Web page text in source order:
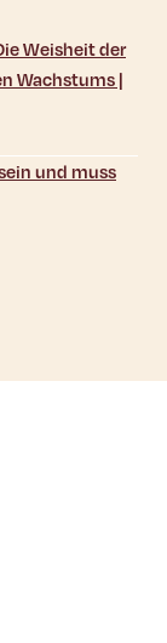
Weisheit der
Wachstums |
und muss